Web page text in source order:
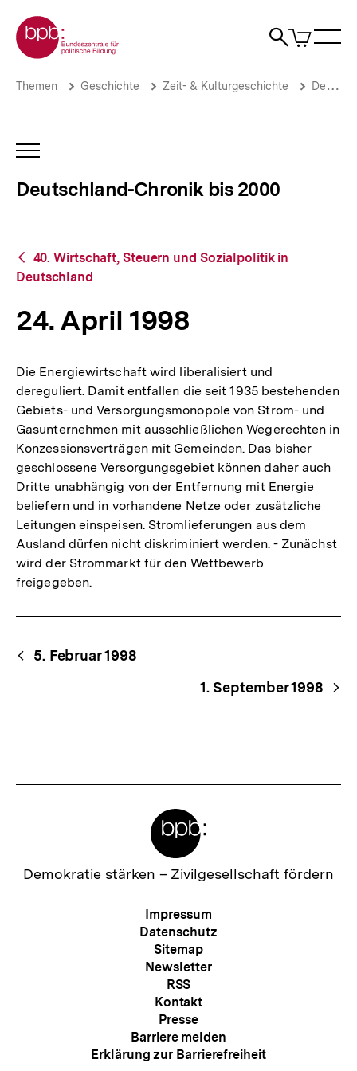
zum
Seiteninhalt
springen
Zur Startseite der bpb
Suche
Artikel
im
24.
Deutschland-
Chronik
2000
Brotkrümelnavigation
Pfadnavigation
Themen Geschichte Zeit- & Kulturgeschichte Deutschland-Chronik bis 2000
INHALTSNAVIGATION
Deutschland-Chronik bis 2000
Zurück
zur
40. Wirtschaft, Steuern und Sozialpolitik in
Deutschland
24. April 1998
Die Energiewirtschaft wird liberalisiert und
dereguliert. Damit entfallen die seit 1935 bestehenden
Gebiets- und Versorgungsmonopole von Strom- und
Gasunternehmen mit ausschließlichen Wegerechten in
Konzessionsverträgen mit Gemeinden. Das bisher
geschlossene Versorgungsgebiet können daher auch
Dritte unabhängig von der Entfernung mit Energie
beliefern und in vorhandene Netze oder zusätzliche
Leitungen einspeisen. Stromlieferungen aus dem
Ausland dürfen nicht diskriminiert werden. - Zunächst
wird der Strommarkt für den Wettbewerb
freigegeben.
Begriffsnavigation
Content-
Navigation
5. Februar 1998
1. September 1998
Zur
Demokratie stärken – Zivilgesellschaft fördern
Meta-
Navigation
Impressum
Datenschutz
Sitemap
Newsletter
RSS
Kontakt
Presse
Barriere melden
Erklärung zur Barrierefreiheit